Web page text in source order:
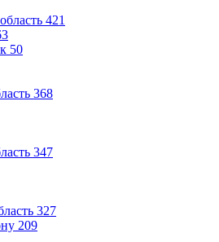
421
50
368
347
327
209